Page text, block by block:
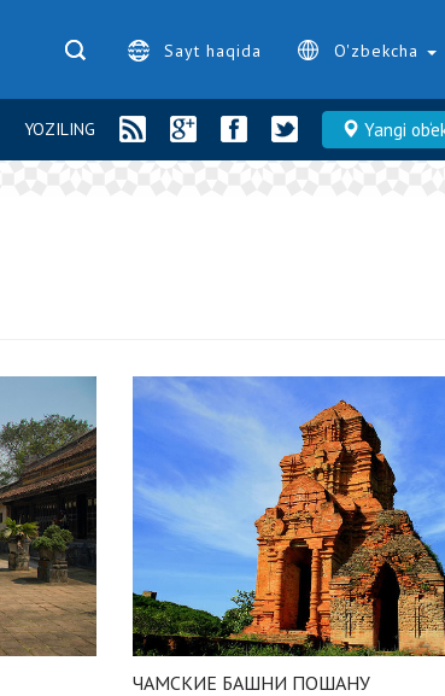
Sayt haqida O'zbekcha
Yangi
YOZILING
​ЧАМСКИЕ БАШНИ ПОШАНУ